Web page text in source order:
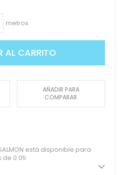
metros
AL CARRITO
AÑADIR PARA
COMPARAR
SALMON está disponible para
0.05